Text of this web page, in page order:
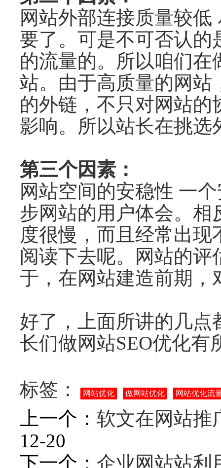
网站外部连接质量较
要了。可是不可否认的
的流量的。所以咱们
站。由于高质量的网站
的外链，不只对网站
影响。所以站长在挑选
第三个因素：
网站空间的安稳性 一
步网站的用户体会。
度很慢，而且经常出
阅读下去呢。网站的
于，在网站建造前期，
好了，上面所讲的几
长们做网站SEO优化有
标签： 网站优化 做网站优化 网站优化流
上一个： 软文在网站推
12-20
下一个： 企业网站站利